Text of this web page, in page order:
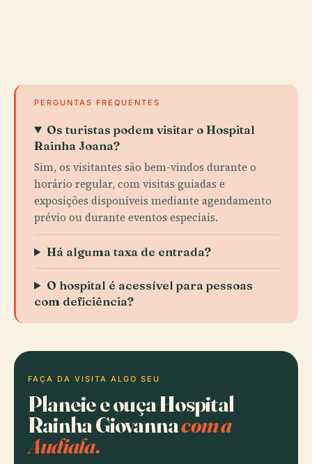
PERGUNTAS FREQUENTES
Os turistas podem visitar o Hospital
Rainha Joana?
Sim, os visitantes são bem-vindos durante o
horário regular, com visitas guiadas e
exposições disponíveis mediante agendamento
prévio ou durante eventos especiais.
Há alguma taxa de entrada?
O hospital é acessível para pessoas
com deficiência?
FAÇA DA VISITA ALGO SEU
Planeie e ouça Hospital
Rainha Giovannacom a
Audiala.